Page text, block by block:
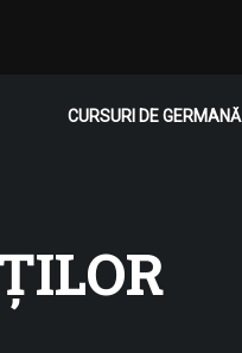
CURSURI DE GERMANĂ